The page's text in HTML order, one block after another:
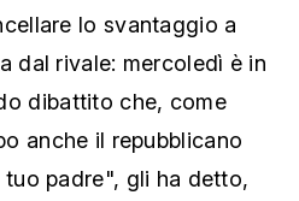
lo svantaggio a
dal rivale: mercoledì è in
dibattito che, come
anche il repubblicano
padre", gli ha detto,